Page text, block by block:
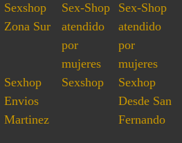
Sexshop
Zona Sur
Sex-Shop
atendido
por
mujeres
Sex-Shop
atendido
por
mujeres
Sexhop
Envios
Martinez
Sexshop
Sexhop
Desde San
Fernando